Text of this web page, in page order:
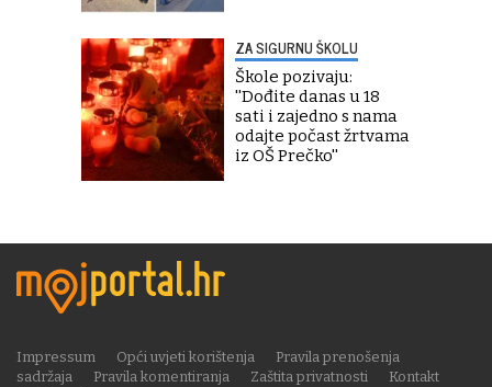
ZA SIGURNU ŠKOLU
Škole pozivaju:
''Dođite danas u 18
sati i zajedno s nama
odajte počast žrtvama
iz OŠ Prečko''
Impressum Opći uvjeti korištenja
Pravila prenošenja
sadržaja
Pravila komentiranja Zaštita privatnosti
Kontakt